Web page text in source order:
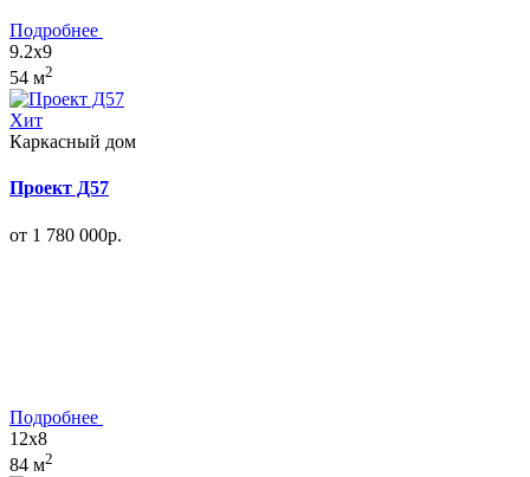
Подробнее
9.2x9
54 м2
Хит
Каркасный дом
Проект Д57
от 1 780 000р.
Подробнее
12x8
84 м2